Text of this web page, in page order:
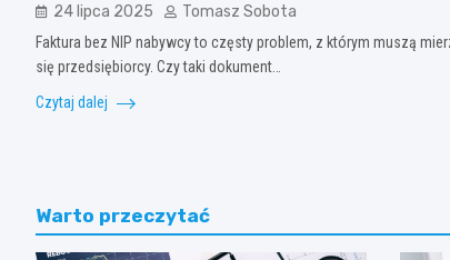
24 lipca 2025 Tomasz Sobota
Faktura bez NIP nabywcy to częsty problem, z którym muszą
się przedsiębiorcy. Czy taki dokument…
Czytaj dalej
Warto przeczytać